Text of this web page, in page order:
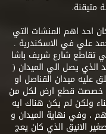
متيقنة.
احد اهم المنشات التي
علي في الاسكندرية .
تقاطع شارع شريف باشا
الذي يصل الي الميدان (
عليه ميدان القناصل او
خصصت قطع ارض لكل من
ولكن لم يكن هناك ايه
، وفي نهاية الميدان و
الانيق الذي كان يعج